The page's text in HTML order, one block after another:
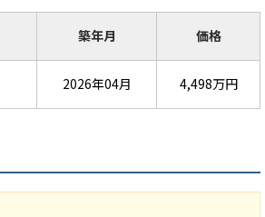
築年月 価格
2026年04月 4,498万円